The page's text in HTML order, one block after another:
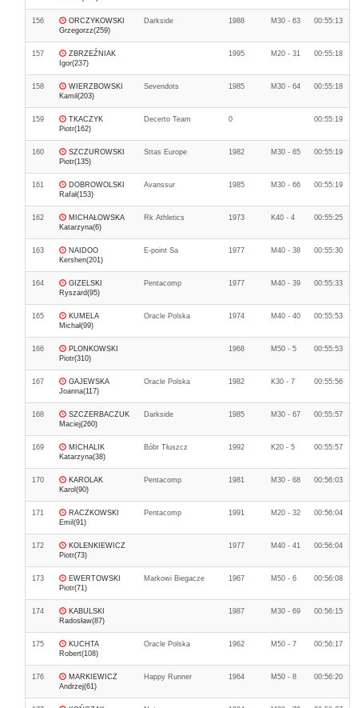
156
ORCZYKOWSKI
Grzegorzz(259)
Darkside 1988 M30 - 63 00:55:13
157
ZBRZEŹNIAK
Igor(237)
1995 M20 - 31 00:55:18
158
WIERZBOWSKI
Kamil(203)
Sevendots 1985 M30 - 64 00:55:18
159
TKACZYK
Piotr(162)
Decerto Team 0 00:55:19
160
SZCZUROWSKI
Piotr(135)
Sttas Europe 1982 M30 - 65 00:55:19
161
DOBROWOLSKI
Rafał(153)
Avanssur 1985 M30 - 66 00:55:19
162
MICHAŁOWSKA
Katarzyna(6)
Rk Athletics 1973 K40 - 4 00:55:25
163
NAIDOO
Kershen(201)
E-point Sa 1977 M40 - 38 00:55:30
164
GIZELSKI
Ryszard(95)
Pentacomp 1977 M40 - 39 00:55:33
165
KUMELA
Michał(99)
Oracle Polska 1974 M40 - 40 00:55:53
166
PLONKOWSKI
Piotr(310)
1968 M50 - 5 00:55:53
167
GAJEWSKA
Joanna(117)
Oracle Polska 1982 K30 - 7 00:55:56
168
SZCZERBACZUK
Maciej(260)
Darkside 1985 M30 - 67 00:55:57
169
MICHALIK
Katarzyna(38)
Bóbr Tłuszcz 1992 K20 - 5 00:55:57
170
KAROLAK
Karol(90)
Pentacomp 1981 M30 - 68 00:56:03
171
RACZKOWSKI
Emil(91)
Pentacomp 1991 M20 - 32 00:56:04
172
KOLENKIEWICZ
Piotr(73)
1977 M40 - 41 00:56:04
173
EWERTOWSKI
Piotr(71)
Markowi Biegacze 1967 M50 - 6 00:56:08
174
KABULSKI
Radosław(87)
1987 M30 - 69 00:56:15
175
KUCHTA
Robert(108)
Oracle Polska 1962 M50 - 7 00:56:17
176
MARKIEWICZ
Andrzej(61)
Happy Runner 1964 M50 - 8 00:56:20